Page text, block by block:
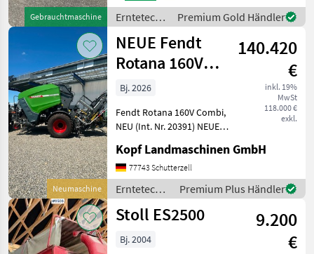
Gebrauchtmaschine
unter Tel.: 0151 1610 3978
für Ihre Anfrage zur
Erntetechnik
Grünland /
Kuhn
Premium Gold Händler
Neumaschine
NEUE Fendt
Rotana 160V
Combi
Rundballenpresse,
i
140.420
€
inkl. 19%
MwSt
118.000 €
exkl.
Bj. 2026
Fendt Rotana 160V Combi,
NEU (Int. Nr. 20391) NEUE
Typ Rotana 160V Combi
Baujahr 2026 40km/h Netz-
und Folienbindung,
integrierte Wickelein
Kopf Landmaschinen GmbH
77743 Schutterzell
Erntetechnik
Grünland /
Fendt
Premium Plus Händler
Stoll ES2500
9.200
€
Bj. 2004